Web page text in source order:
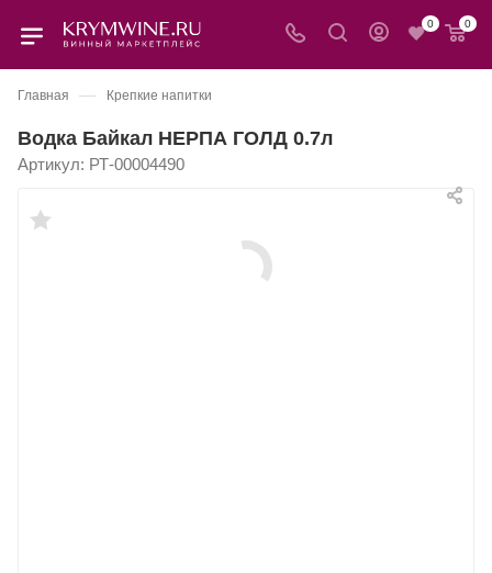
0 0
Главная — Крепкие напитки
Водка Байкал НЕРПА ГОЛД 0.7л
Артикул: РТ-00004490